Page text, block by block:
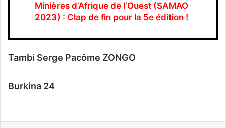
Minières d’Afrique de l’Ouest (SAMAO
2023) : Clap de fin pour la 5e édition !
Tambi Serge Pacôme ZONGO
Burkina 24